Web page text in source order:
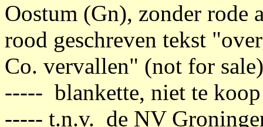
Oostum (Gn), zonder rode
rood geschreven tekst
Co. vervallen" (not for sale)
----- blankette, niet te
----- t.n.v. de NV